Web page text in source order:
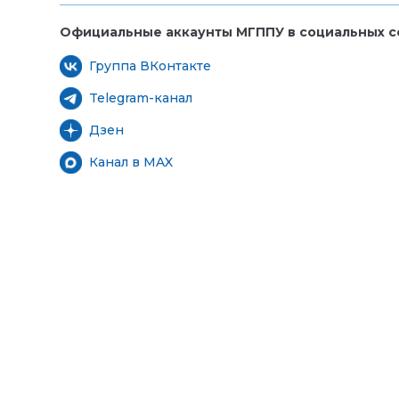
Официальные аккаунты МГППУ в социальных
Группа ВКонтакте
Telegram-канал
Дзен
Канал в MAX